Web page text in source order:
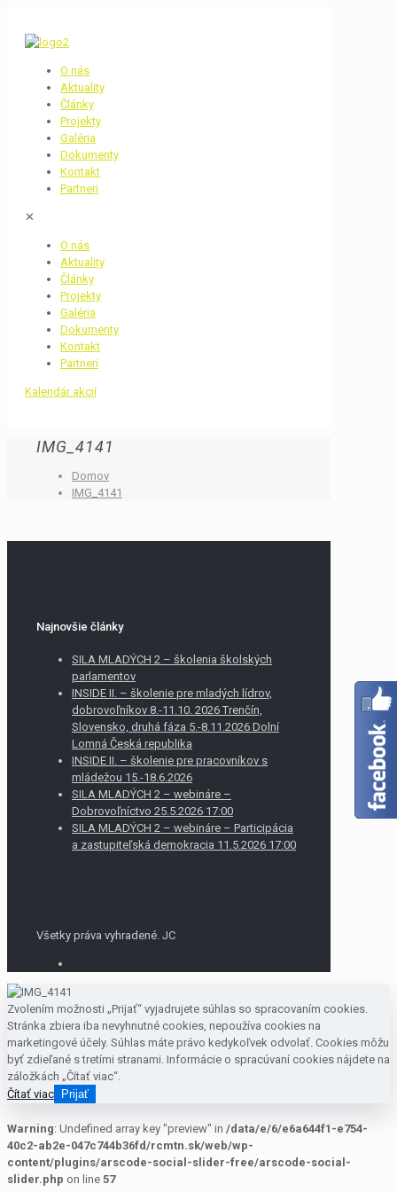
O nás
Aktuality
Články
Projekty
Galéria
Dokumenty
Kontakt
Partneri
✕
O nás
Aktuality
Články
Projekty
Galéria
Dokumenty
Kontakt
Partneri
Kalendár akcií
IMG_4141
Domov
IMG_4141
Najnovšie články
SILA MLADÝCH 2 – školenia školských
parlamentov
INSIDE II. – školenie pre mladých lídrov,
dobrovoľníkov 8.-11.10. 2026 Trenčín,
Slovensko, druhá fáza 5.-8.11.2026 Dolní
Lomná Česká republika
INSIDE II. – školenie pre pracovníkov s
mládežou 15.-18.6.2026
SILA MLADÝCH 2 – webináre –
Dobrovoľníctvo 25.5.2026 17:00
SILA MLADÝCH 2 – webináre – Participácia
a zastupiteľská demokracia 11.5.2026 17:00
Všetky práva vyhradené. JC
Zvolením možnosti „Prijať“ vyjadrujete súhlas so spracovaním cookies.
Stránka zbiera iba nevyhnutné cookies, nepoužíva cookies na
marketingové účely. Súhlas máte právo kedykoľvek odvolať. Cookies môžu
byť zdieľané s tretími stranami. Informácie o spracúvaní cookies nájdete na
záložkách „Čítať viac“.
Čítať viac Prijať
Warning: Undefined array key "preview" in /data/e/6/e6a644f1-e754-
40c2-ab2e-047c744b36fd/rcmtn.sk/web/wp-
content/plugins/arscode-social-slider-free/arscode-social-
slider.php on line 57